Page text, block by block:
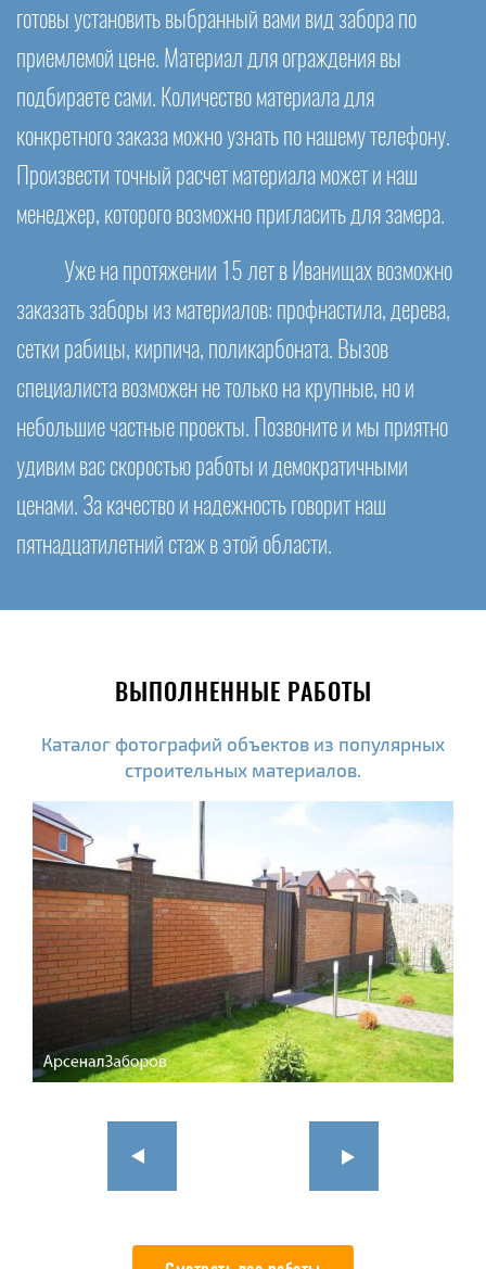
готовы установить выбранный вами вид забора по
приемлемой цене. Материал для ограждения вы
подбираете сами. Количество материала для
конкретного заказа можно узнать по нашему телефону.
Произвести точный расчет материала может и наш
менеджер, которого возможно пригласить для замера.
Уже на протяжении 15 лет в Иванищах возможно
заказать заборы из материалов: профнастила, дерева,
сетки рабицы, кирпича, поликарбоната. Вызов
специалиста возможен не только на крупные, но и
небольшие частные проекты. Позвоните и мы приятно
удивим вас скоростью работы и демократичными
ценами. За качество и надежность говорит наш
пятнадцатилетний стаж в этой области.
ВЫПОЛНЕННЫЕ РАБОТЫ
Каталог фотографий объектов из популярных
строительных материалов.